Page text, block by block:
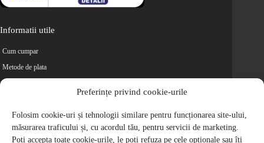
Preferințe privind cookie-urile
Folosim cookie-uri și tehnologii similare pentru funcționarea site-ului,
măsurarea traficului și, cu acordul tău, pentru servicii de marketing.
Poți accepta toate cookie-urile, le poți refuza pe cele opționale sau îți
Informatii utile
Cum cumpar
Metode de plata
Retur
Cariere